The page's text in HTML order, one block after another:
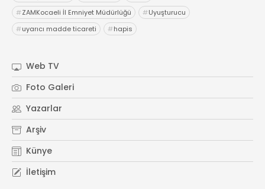
#ZAMKocaeli İl Emniyet Müdürlüğü #Uyuşturucu
#uyarıcı madde ticareti #hapis
Web TV
Foto Galeri
Yazarlar
Arşiv
Künye
İletişim